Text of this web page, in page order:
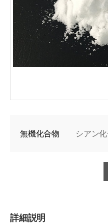
無機化合物 シアン
詳細説明